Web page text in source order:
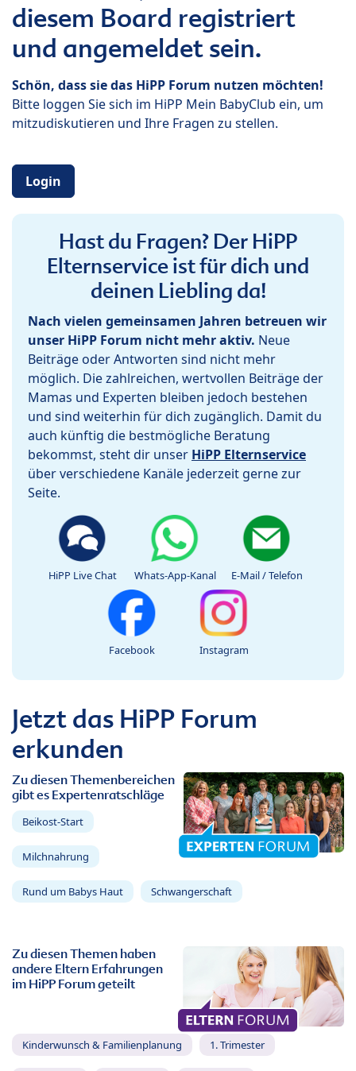
diesem Board registriert
und angemeldet sein.
Schön, dass sie das HiPP Forum nutzen möchten!
Bitte loggen Sie sich im HiPP Mein BabyClub ein, um
mitzudiskutieren und Ihre Fragen zu stellen.
Login
Hast du Fragen? Der HiPP
Elternservice ist für dich und
deinen Liebling da!
Nach vielen gemeinsamen Jahren betreuen wir
unser HiPP Forum nicht mehr aktiv. Neue
Beiträge oder Antworten sind nicht mehr
möglich. Die zahlreichen, wertvollen Beiträge der
Mamas und Experten bleiben jedoch bestehen
und sind weiterhin für dich zugänglich. Damit du
auch künftig die bestmögliche Beratung
bekommst, steht dir unser HiPP Elternservice
über verschiedene Kanäle jederzeit gerne zur
Seite.
HiPP Live Chat Whats-App-Kanal E-Mail / Telefon
Facebook Instagram
Jetzt das HiPP Forum
erkunden
Zu diesen Themenbereichen
gibt es Expertenratschläge
Beikost-Start
Milchnahrung
Rund um Babys Haut Schwangerschaft
Zu diesen Themen haben
andere Eltern Erfahrungen
im HiPP Forum geteilt
Kinderwunsch & Familienplanung 1. Trimester